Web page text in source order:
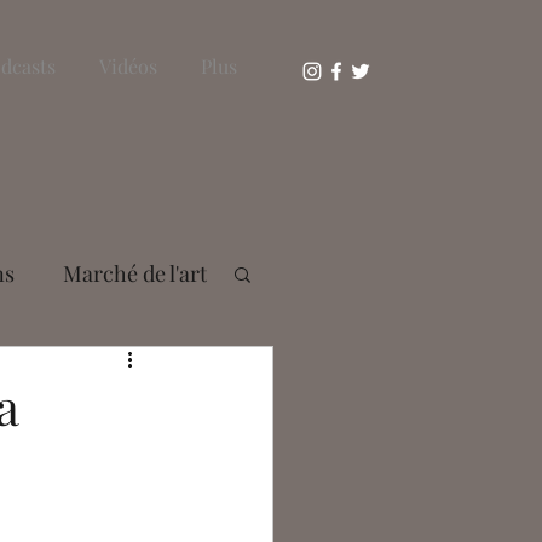
Vidéos Plus
Marché de l'art